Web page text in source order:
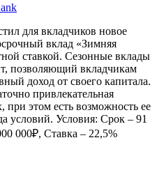
для вкладчиков новое
вклад «Зимняя
ставкой. Сезонные вклады
позволяющий вкладчикам
доход от своего капитала.
привлекательная
при этом есть возможность ее
условий. Условия: Срок – 91
000₽, Ставка – 22,5%